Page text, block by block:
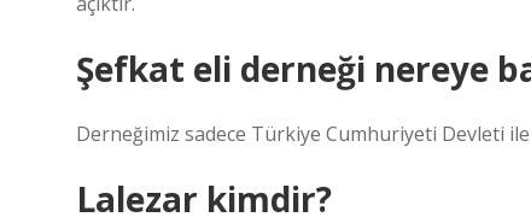
Şefkat eli derneği nereye
Derneğimiz sadece Türkiye Cumhuriyeti Devleti
Lalezar kimdir?